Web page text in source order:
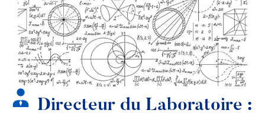
Directeur du Laboratoire :